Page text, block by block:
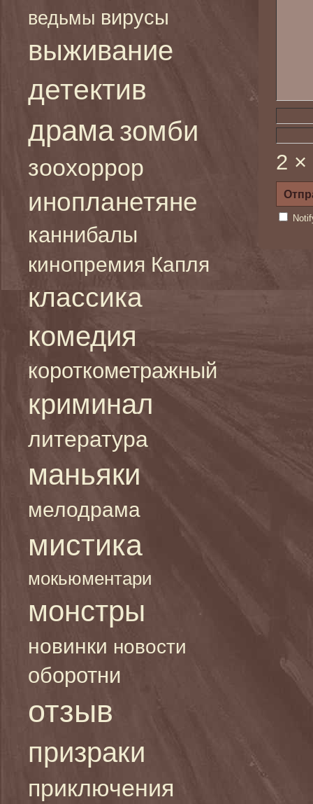
ведьмы вирусы
выживание
детектив
драма зомби
зоохоррор
инопланетяне
каннибалы
кинопремия Капля
классика
комедия
короткометражный
криминал
литература
маньяки
мелодрама
мистика
мокьюментари
монстры
новинки новости
оборотни
отзыв
призраки
приключения
2 ×